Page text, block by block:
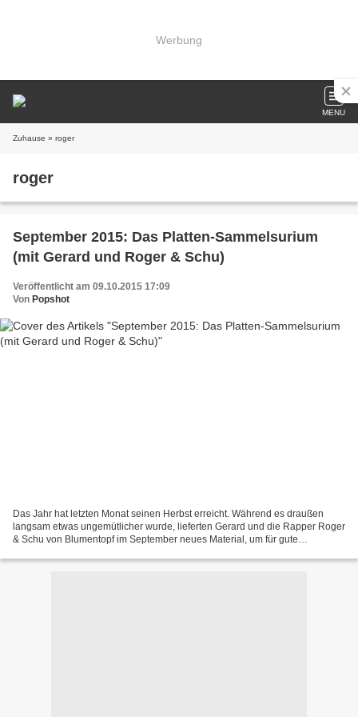
Werbung
MENU
Zuhause » roger
roger
September 2015: Das Platten-Sammelsurium
(mit Gerard und Roger & Schu)
Veröffentlicht am 09.10.2015 17:09
Von Popshot
Das Jahr hat letzten Monat seinen Herbst erreicht. Während es draußen
langsam etwas ungemütlicher wurde, lieferten Gerard und die Rapper Roger
& Schu von Blumentopf im September neues Material, um für gute